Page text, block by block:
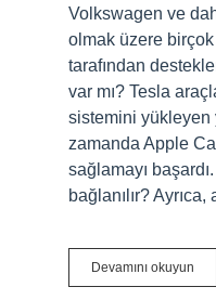
Volkswagen ve
olmak üzere
tarafından
var mı? Tesla
sistemini yükleyen
zamanda Apple
sağlamayı
bağlanılır?
Devamını okuyun